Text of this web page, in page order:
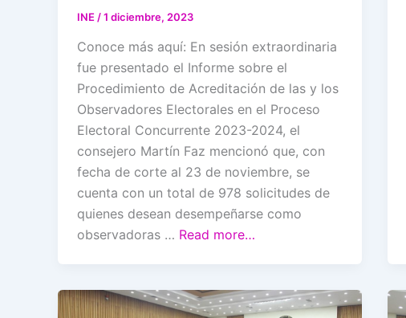
INE /1 diciembre, 2023
Conoce más aquí: En sesión extraordinaria
fue presentado el Informe sobre el
Procedimiento de Acreditación de las y los
Observadores Electorales en el Proceso
Electoral Concurrente 2023-2024, el
consejero Martín Faz mencionó que, con
fecha de corte al 23 de noviembre, se
cuenta con un total de 978 solicitudes de
quienes desean desempeñarse como
observadoras … Read more…